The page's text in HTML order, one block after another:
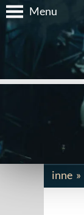
Menu
inne